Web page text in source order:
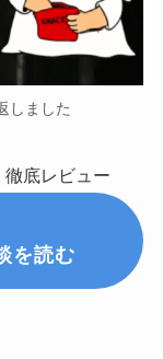
しました
底レビュー
を読む